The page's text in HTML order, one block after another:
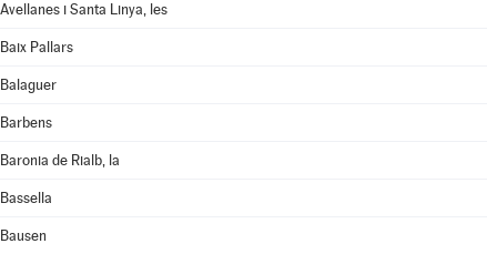
Avellanes i Santa Linya, les
Baix Pallars
Balaguer
Barbens
Baronia de Rialb, la
Bassella
Bausen